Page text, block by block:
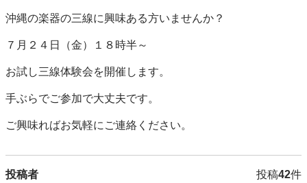
沖縄の楽器の三線に興味ある方いませんか？
７月２４日（金）１８時半～
お試し三線体験会を開催します。
手ぶらでご参加で大丈夫です。
ご興味ればお気軽にご連絡ください。
投稿者 投稿42件